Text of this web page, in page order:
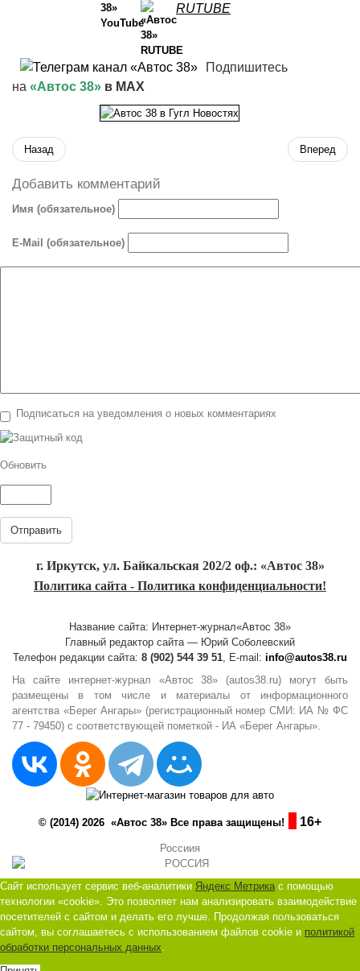
RUTUBE
Подпишитесь
на «Автос 38» в MAX
Назад Вперед
Добавить комментарий
Имя (обязательное)
E-Mail (обязательное)
Подписаться на уведомления о новых комментариях
Обновить
Отправить
г. Иркутск, ул. Байкальская 202/2 оф.: «Автос 38»
Политика сайта - Политика конфиденциальности!
Название сайта: Интернет-журнал«Автос 38»
Главный редактор сайта — Юрий Соболевский
Телефон редакции сайта: 8 (902) 544 39 51 , E-mail: info@autos38.ru
На сайте интернет-журнал «Автос 38» (autos38.ru) могут быть
размещены в том числе и материалы от информационного
агентства «Берег Ангары» (регистрационный номер СМИ: ИА № ФС
77 - 79450) с соответствующей пометкой - ИА «Берег Ангары».
© (2014) 2026 «Автос 38» Все права защищены! 16+
Россиия
Сайт использует сервис веб-аналитики Яндекс Метрикас помощью
технологии «cookie». Это позволяет нам анализировать взаимодействие
посетителей с сайтом и делать его лучше. Продолжая пользоваться
сайтом, вы соглашаетесь с использованием файлов cookie и политикой
обработки персональных данных.